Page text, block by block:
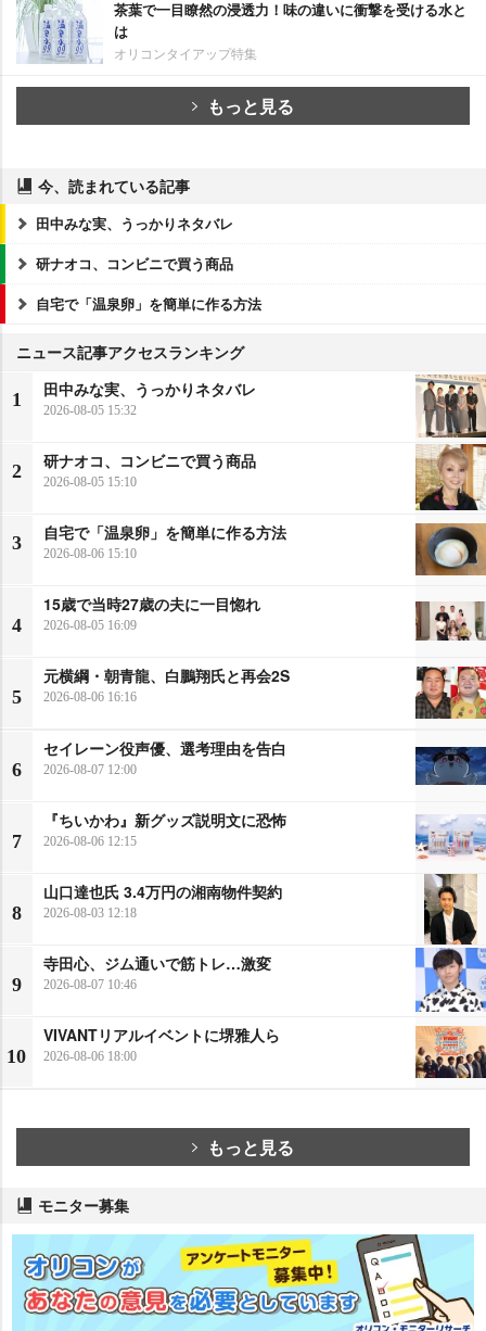
茶葉で一目瞭然の浸透力！味の違いに衝撃を受ける水と
は
オリコンタイアップ特集
もっと見る
今、読まれている記事
田中みな実、うっかりネタバレ
研ナオコ、コンビニで買う商品
自宅で「温泉卵」を簡単に作る方法
ニュース記事アクセスランキング
1
田中みな実、うっかりネタバレ
2026-08-05 15:32
2
研ナオコ、コンビニで買う商品
2026-08-05 15:10
3
自宅で「温泉卵」を簡単に作る方法
2026-08-06 15:10
4
15歳で当時27歳の夫に一目惚れ
2026-08-05 16:09
5
元横綱・朝青龍、白鵬翔氏と再会2S
2026-08-06 16:16
6
セイレーン役声優、選考理由を告白
2026-08-07 12:00
7
『ちいかわ』新グッズ説明文に恐怖
2026-08-06 12:15
8
山口達也氏 3.4万円の湘南物件契約
2026-08-03 12:18
9
寺田心、ジム通いで筋トレ…激変
2026-08-07 10:46
10
VIVANTリアルイベントに堺雅人ら
2026-08-06 18:00
もっと見る
モニター募集